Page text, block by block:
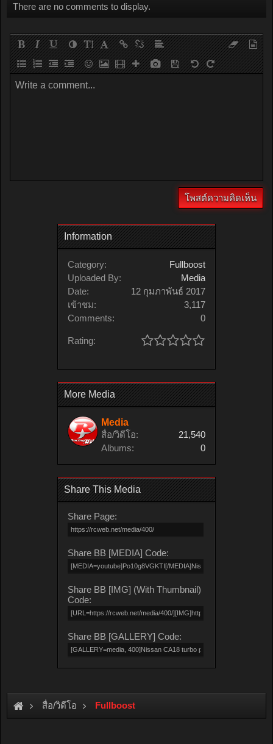
There are no comments to display.
Write a comment...
Information
Category:
Fullboost
Uploaded By:
Media
Date:
12 กุมภาพันธ์ 2017
เข้าชม:
3,117
Comments:
0
Rating:
More Media
Media
สื่อ/วิดีโอ:
21,540
Albums:
0
Share This Media
Share Page:
Share BB [MEDIA] Code:
Share BB [IMG] (With Thumbnail)
Code:
Share BB [GALLERY] Code:
สื่อ/วิดีโอ Fullboost